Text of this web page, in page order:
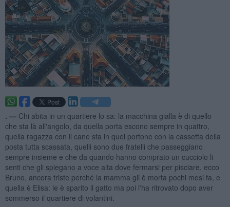
. — Chi abita in un quartiere lo sa: la macchina gialla è di quello
che sta là all'angolo, da quella porta escono sempre in quattro,
quella ragazza con il cane sta in quel portone con la cassetta della
posta tutta scassata, quelli sono due fratelli che passeggiano
sempre insieme e che da quando hanno comprato un cucciolo li
senti che gli spiegano a voce alta dove fermarsi per pisciare, ecco
Bruno, ancora triste perché la mamma gli è morta pochi mesi fa, e
quella è Elisa: le è sparito il gatto ma poi l'ha ritrovato dopo aver
sommerso il quartiere di volantini.